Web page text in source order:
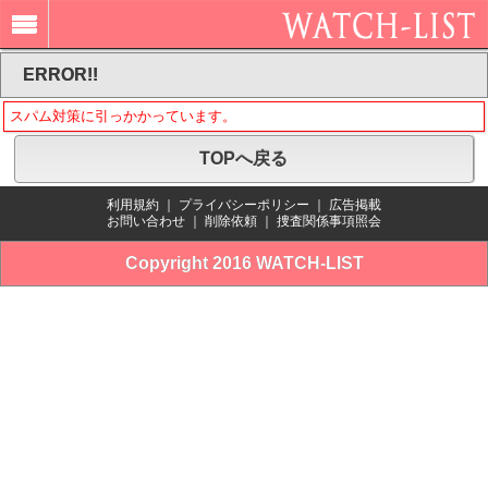
ERROR!!
スパム対策に引っかかっています。
TOPへ戻る
利用規約 プライバシーポリシー
広告掲載
お問い合わせ
削除依頼 捜査関係事項照会
Copyright 2016 WATCH-LIST